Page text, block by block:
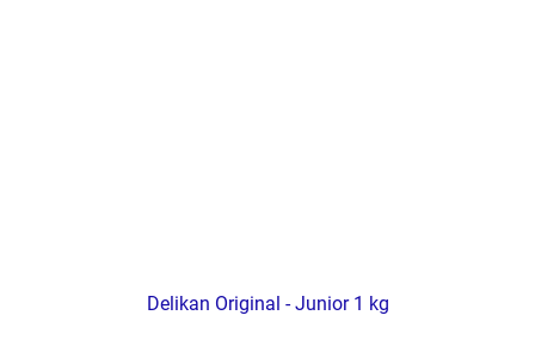
Delikan Original - Junior 1 kg